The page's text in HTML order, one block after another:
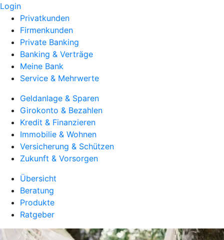
Login
Privatkunden
Firmenkunden
Private Banking
Banking & Verträge
Meine Bank
Service & Mehrwerte
Geldanlage & Sparen
Girokonto & Bezahlen
Kredit & Finanzieren
Immobilie & Wohnen
Versicherung & Schützen
Zukunft & Vorsorgen
Übersicht
Beratung
Produkte
Ratgeber